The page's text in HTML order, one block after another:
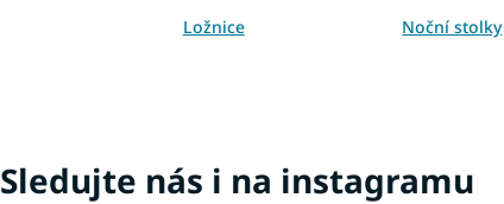
Ložnice Noční stolky
Sledujte nás i na instagramu